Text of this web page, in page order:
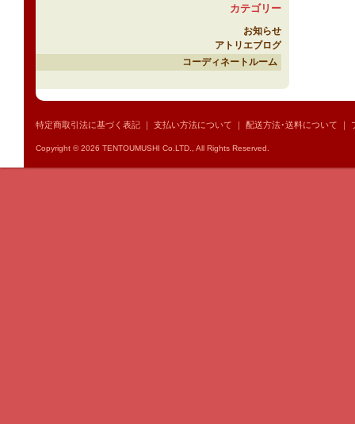
カテゴリー
お知らせ
アトリエブログ
コーディネートルーム
特定商取引法に基づく表記 ｜ 支払い方法について ｜ 配送方法･送料について ｜
Copyright © 2026 TENTOUMUSHI Co.LTD., All Rights Reserved.